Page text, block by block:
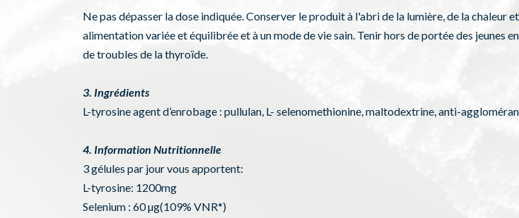
Ne pas dépasser la dose indiquée. Conserver le produit à l'abri de la lumière, de la
alimentation variée et équilibrée et à un mode de vie sain. Tenir hors de portée des jeunes
de troubles de la thyroïde.
3. Ingrédients
L-tyrosine agent d’enrobage : pullulan, L- selenomethionine, maltodextrine, anti-
4. Information Nutritionnelle
3 gélules par jour vous apportent:
L-tyrosine: 1200mg
Selenium : 60 µg(109% VNR*)